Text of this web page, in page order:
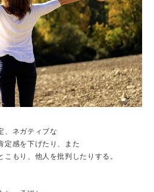
、ネガティブな
定感を下げたり、また
もり、他人を批判したりする。